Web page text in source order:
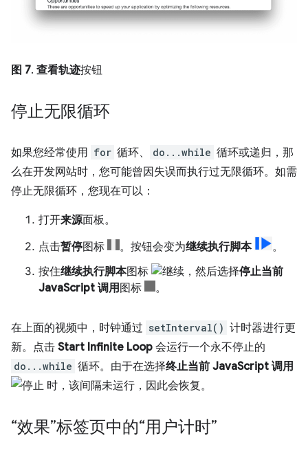
图 7. 查看轨迹按钮
停止无限循环
如果您经常使用 for 循环、 do...while 循环或递归，那
么在开发网站时，您可能曾因失误而执行过无限循环。如需
停止无限循环，您现在可以：
打开来源面板。
点击暂停图标 。按钮会变为继续执行脚本
。
按住继续执行脚本图标 ，然后选择停止当前
JavaScript 调用 图标 。
在上面的视频中，时钟通过 setInterval() 计时器进行更
新。点击 Start Infinite Loop 会运行一个永不停止的
do...while 循环。由于在选择终止当前 JavaScript 调用
时，该间隔未运行，因此会恢复。
“效果”标签页中的“用户计时”